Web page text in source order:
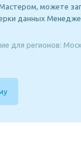
можете
данных
для регионов: